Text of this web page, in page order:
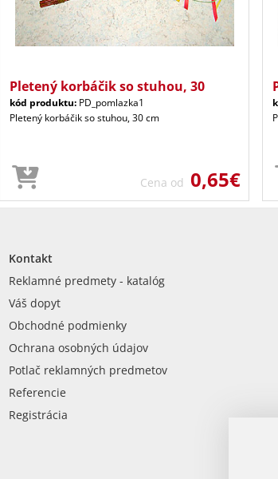
Pletený korbáčik so stuhou, 30
kód produktu: PD_pomlazka1
Pletený korbáčik so stuhou, 30 cm
Cena od 0,65€
Kontakt
Reklamné predmety - katalóg
Váš dopyt
Obchodné podmienky
Ochrana osobných údajov
Potlač reklamných predmetov
Referencie
Registrácia